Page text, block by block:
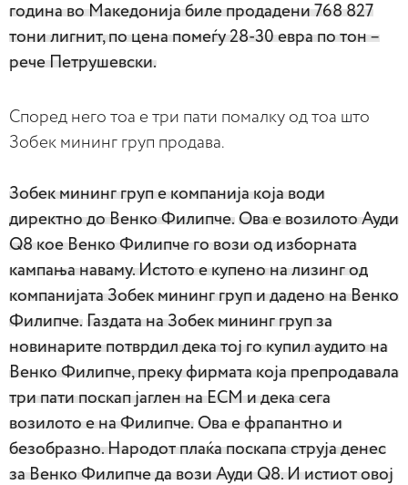
година во Македонија биле продадени 768 827
тони лигнит, по цена помеѓу 28-30 евра по тон –
рече Петрушевски.
Според него тоа е три пати помалку од тоа што
Зобек мининг груп продава.
Зобек мининг груп е компанија која води
директно до Венко Филипче. Ова е возилото Ауди
Q8 кое Венко Филипче го вози од изборната
кампања наваму. Истото е купено на лизинг од
компанијата Зобек мининг груп и дадено на Венко
Филипче. Газдата на Зобек мининг груп за
новинарите потврдил дека тој го купил аудито на
Венко Филипче, преку фирмата која препродавала
три пати поскап јаглен на ЕСМ и дека сега
возилото е на Филипче. Ова е фрапантно и
безобразно. Народот плаќа поскапа струја денес
за Венко Филипче да вози Ауди Q8. И истиот овој